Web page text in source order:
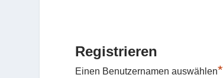
Registrieren
Einen Benutzernamen auswählen*